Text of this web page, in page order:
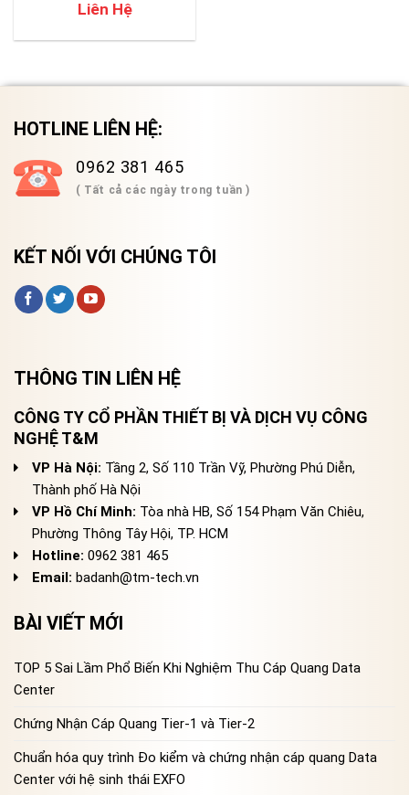
Liên Hệ
HOTLINE LIÊN HỆ:
0962 381 465
( Tất cả các ngày trong tuần )
KẾT NỐI VỚI CHÚNG TÔI
THÔNG TIN LIÊN HỆ
CÔNG TY CỔ PHẦN THIẾT BỊ VÀ DỊCH VỤ CÔNG
NGHỆ T&M
VP Hà Nội: Tầng 2, Số 110 Trần Vỹ, Phường Phú Diễn,
Thành phố Hà Nội
VP Hồ Chí Minh: Tòa nhà HB, Số 154 Phạm Văn Chiêu,
Phường Thông Tây Hội, TP. HCM
Hotline: 0962 381 465
Email: badanh@tm-tech.vn
BÀI VIẾT MỚI
TOP 5 Sai Lầm Phổ Biến Khi Nghiệm Thu Cáp Quang Data
Center
Chứng Nhận Cáp Quang Tier-1 và Tier-2
Chuẩn hóa quy trình Đo kiểm và chứng nhận cáp quang Data
Center với hệ sinh thái EXFO